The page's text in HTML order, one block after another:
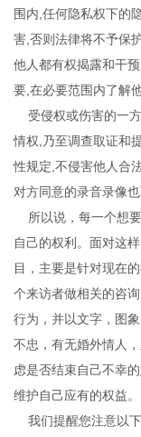
围内,任何隐私权下的
害,否则法律将不予保
他人都有权揭露和干
要,在必要范围内了解
受侵权或伤害的一
情权,乃至调查取证和
性规定,不侵害他人合
对方同意的录音录像也
所以说，每一个想
自己的权利。面对这
目，主要是针对现在
个来访者做相关的咨
行为，并以文字，图
不忠，有无婚外情人
虑是否结束自己不幸
维护自己应有的权益。
我们提醒您注意以下